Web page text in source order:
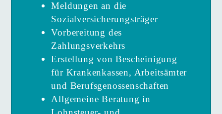
Meldungen an die
Sozialversicherungsträger
Vorbereitung des
Zahlungsverkehrs
Erstellung von Bescheinigung
für Krankenkassen, Arbeitsämter
und Berufsgenossenschaften
Allgemeine Beratung in